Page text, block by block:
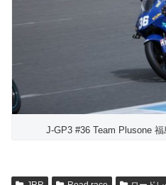
J-GP3 #36 Team Plusone